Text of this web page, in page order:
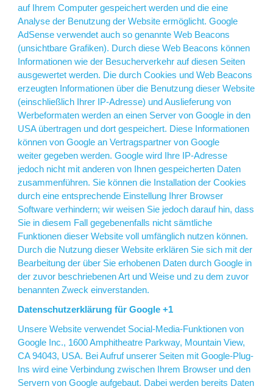
auf Ihrem Computer gespeichert werden und die eine
Analyse der Benutzung der Website ermöglicht. Google
AdSense verwendet auch so genannte Web Beacons
(unsichtbare Grafiken). Durch diese Web Beacons können
Informationen wie der Besucherverkehr auf diesen Seiten
ausgewertet werden. Die durch Cookies und Web Beacons
erzeugten Informationen über die Benutzung dieser Website
(einschließlich Ihrer IP-Adresse) und Auslieferung von
Werbeformaten werden an einen Server von Google in den
USA übertragen und dort gespeichert. Diese Informationen
können von Google an Vertragspartner von Google
weiter gegeben werden. Google wird Ihre IP-Adresse
jedoch nicht mit anderen von Ihnen gespeicherten Daten
zusammenführen. Sie können die Installation der Cookies
durch eine entsprechende Einstellung Ihrer Browser
Software verhindern; wir weisen Sie jedoch darauf hin, dass
Sie in diesem Fall gegebenenfalls nicht sämtliche
Funktionen dieser Website voll umfänglich nutzen können.
Durch die Nutzung dieser Website erklären Sie sich mit der
Bearbeitung der über Sie erhobenen Daten durch Google in
der zuvor beschriebenen Art und Weise und zu dem zuvor
benannten Zweck einverstanden.
Datenschutzerklärung für Google +1
Unsere Website verwendet Social-Media-Funktionen von
Google Inc., 1600 Amphitheatre Parkway, Mountain View,
CA 94043, USA. Bei Aufruf unserer Seiten mit Google-Plug-
Ins wird eine Verbindung zwischen Ihrem Browser und den
Servern von Google aufgebaut. Dabei werden bereits Daten